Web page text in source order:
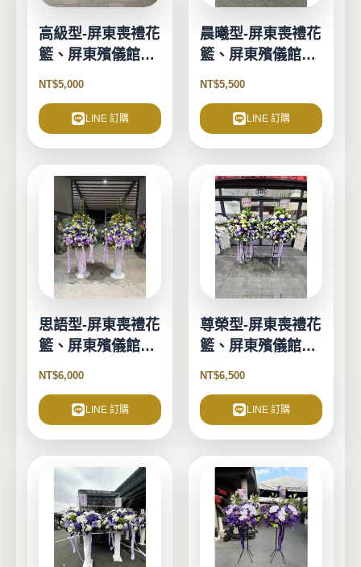
高級型-屏東喪禮花
籃、屏東殯儀館花
籃
NT$5,000
LINE 訂購
晨曦型-屏東喪禮花
籃、屏東殯儀館花
籃
NT$5,500
LINE 訂購
思語型-屏東喪禮花
籃、屏東殯儀館花
籃
NT$6,000
LINE 訂購
尊榮型-屏東喪禮花
籃、屏東殯儀館花
籃
NT$6,500
LINE 訂購